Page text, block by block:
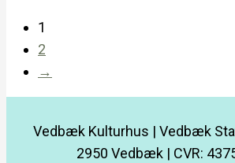
1
2
→
Vedbæk Kulturhus | Vedbæk
2950 Vedbæk | CVR: